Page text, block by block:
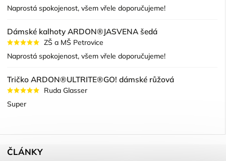
Naprostá spokojenost, všem vřele doporučujeme!
Dámské kalhoty ARDON®JASVENA šedá
ZŠ a MŠ Petrovice
Naprostá spokojenost, všem vřele doporučujeme!
Tričko ARDON®ULTRITE®GO! dámské růžová
Ruda Glasser
Super
ČLÁNKY